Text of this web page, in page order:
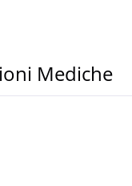
Mediche